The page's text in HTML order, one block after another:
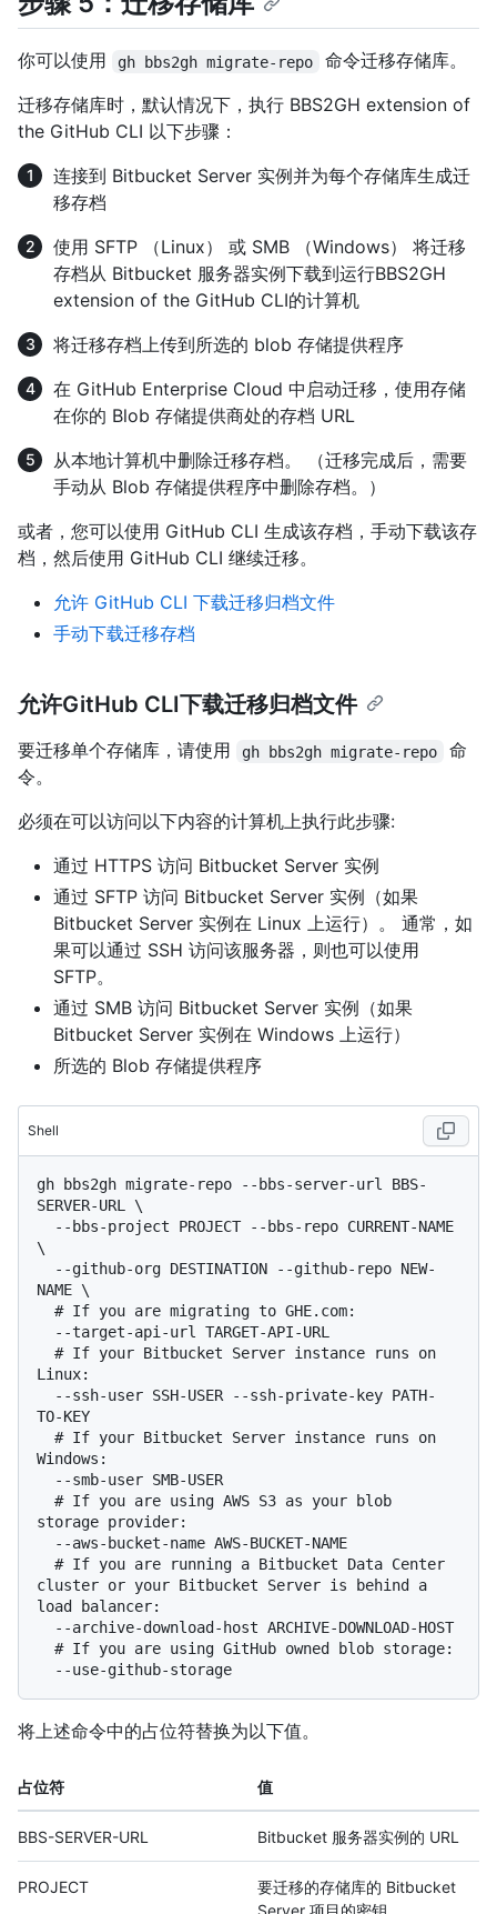
你可以使用 gh bbs2gh migrate-repo
命令迁移存储库。
迁移存储库时，默认情况下，执行 BBS2GH extension of
the GitHub CLI 以下步骤：
连接到 Bitbucket Server 实例并为每个存储库生成迁
移存档
使用 SFTP （Linux） 或 SMB （Windows） 将迁移
存档从 Bitbucket 服务器实例下载到运行BBS2GH
extension of the GitHub CLI的计算机
将迁移存档上传到所选的 blob 存储提供程序
在 GitHub Enterprise Cloud 中启动迁移，使用存储
在你的 Blob 存储提供商处的存档 URL
从本地计算机中删除迁移存档。 （迁移完成后，需要
手动从 Blob 存储提供程序中删除存档。）
或者，您可以使用 GitHub CLI 生成该存档，手动下载该存
档，然后使用 GitHub CLI 继续迁移。
允许 GitHub CLI 下载迁移归档文件
手动下载迁移存档
允许GitHub CLI下载迁移归档文件
要迁移单个存储库，请使用 gh bbs2gh migrate-repo
命
令。
必须在可以访问以下内容的计算机上执行此步骤:
通过 HTTPS 访问 Bitbucket Server 实例
通过 SFTP 访问 Bitbucket Server 实例（如果
Bitbucket Server 实例在 Linux 上运行）。 通常，如
果可以通过 SSH 访问该服务器，则也可以使用
SFTP。
通过 SMB 访问 Bitbucket Server 实例（如果
Bitbucket Server 实例在 Windows 上运行）
所选的 Blob 存储提供程序
Shell
gh bbs2gh migrate-repo --bbs-server-url BBS-
SERVER-URL \
\
  #
If you are migrating to GHE.com:
  #
If your Bitbucket Server instance runs on
Linux:
  #
If your Bitbucket Server instance runs on
Windows:
  #
If you are using AWS S3 as your blob
storage provider:
  #
If you are running a Bitbucket Data Center
cluster or your Bitbucket Server is behind a
load balancer:
  #
If you are using GitHub owned blob storage:
将上述命令中的占位符替换为以下值。
占位符 值
BBS-SERVER-URL Bitbucket 服务器实例的 URL
PROJECT
要迁移的存储库的 Bitbucket